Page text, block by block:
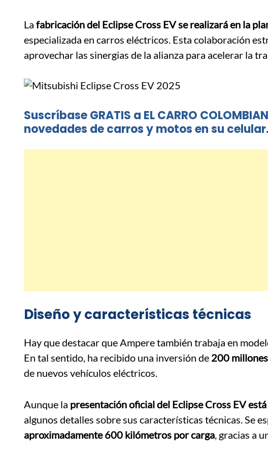
La fabricación del Eclipse Cross EV se realizará en la
especializada en carros eléctricos. Esta colaboración
aprovechar las sinergias de la alianza para acelerar la
Suscríbase GRATIS a EL CARRO
novedades de carros y motos en su celular.
Diseño y características técnicas
Hay que destacar que Ampere también trabaja en
En tal sentido, ha recibido una inversión de 200
de nuevos vehículos eléctricos.
Aunque la presentación oficial del Eclipse Cross EV
algunos detalles sobre sus características técnicas.Se
aproximadamente 600 kilómetros por carga, gracias a